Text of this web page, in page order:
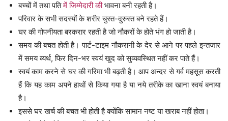
बच्चों में तथा पतिमें जिम्मेदारी कीभावना बनी रहती है।
परिवार के सभी सदस्यों के शरीर चुस्त-दुरुस्त बने रहते हैं।
घर की गोपनीयता बरकरार रहती है जो नौकरों के होते भंग हो जाती है।
समय की बचत होती है। पार्ट-टाइम नौकरानी के देर से आने पर पहले इन्तजार
में समय व्यर्थ, फिर दिन-भर स्वयं खुद को सुव्यवस्थित नहीं कर पाते हैं।
स्वयं काम करने से घर की गरिमा भी बढ़ती है। आप अन्दर से गर्व महसूूस करती
हैं कि यह काम अपने हाथों से किया गया है या नये तरीके का खाना स्वयं बनाया
है।
इससे घर खर्च की बचत भी होती है क्योंकि सामान नष्ट या खराब नहीं होता।